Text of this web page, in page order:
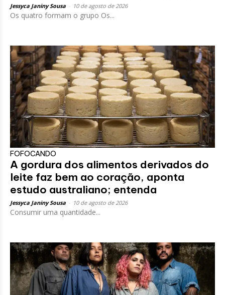
Jessyca Janiny Sousa 10 de agosto de 2026
Os quatro formam o grupo Os...
FOFOCANDO
A gordura dos alimentos derivados do
leite faz bem ao coração, aponta
estudo australiano; entenda
Jessyca Janiny Sousa 10 de agosto de 2026
Consumir uma quantidade...